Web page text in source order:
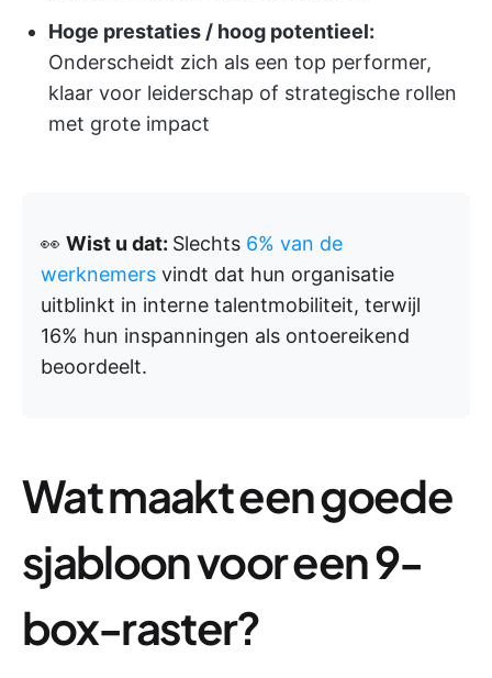
Hoge prestaties / hoog potentieel:
Onderscheidt zich als een top performer,
klaar voor leiderschap of strategische rollen
met grote impact
👀 Wist u dat: Slechts 6% van de
werknemers vindt dat hun organisatie
uitblinkt in interne talentmobiliteit, terwijl
16% hun inspanningen als ontoereikend
beoordeelt.
Wat maakt een goede
sjabloon voor een 9-
box-raster?